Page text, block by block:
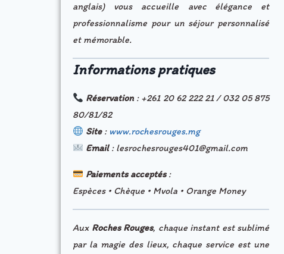
anglais) vous accueille avec élégance et
professionnalisme pour un séjour personnalisé
et mémorable.
Informations pratiques
Réservation : +261 20 62 222 21 / 032 05 875
80/81/82
Site: www.rochesrouges.mg
Email: lesrochesrouges401@gmail.com
Paiements acceptés:
Espèces • Chèque • Mvola • Orange Money
Aux Roches Rouges, chaque instant est sublimé
par la magie des lieux, chaque service est une